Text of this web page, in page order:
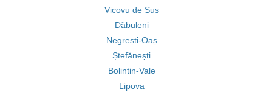
Vicovu de Sus
Dăbuleni
Negrești-Oaș
Ștefănești
Bolintin-Vale
Lipova